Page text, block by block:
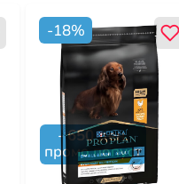
-18%
-650ден.
промо попуст